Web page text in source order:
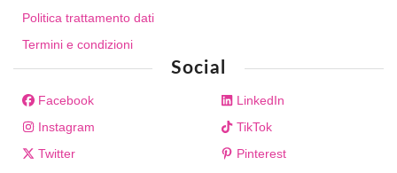
Politica trattamento dati
Termini e condizioni
Social
Facebook
Instagram
Twitter
LinkedIn
TikTok
Pinterest